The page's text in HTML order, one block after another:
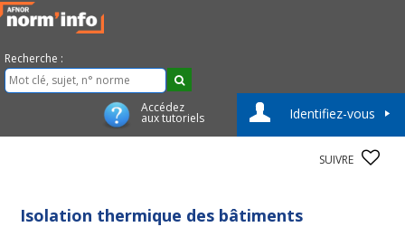
Recherche :
Accédez
aux tutoriels Identifiez-vous
SUIVRE
Isolation thermique des bâtiments